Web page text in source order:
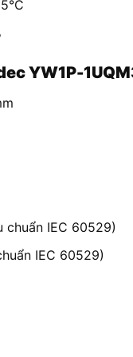
YW1P-
chuẩn IEC 60529)
IEC 60529)